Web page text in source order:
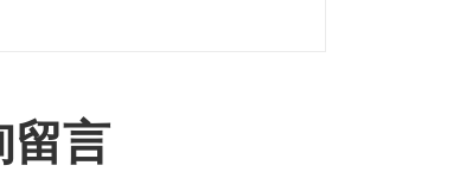
留言